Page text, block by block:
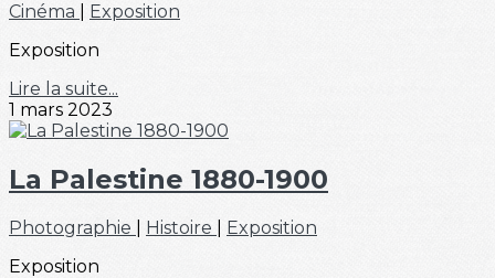
Cinéma
Exposition
Exposition
Lire la suite...
1 mars 2023
La Palestine 1880-1900
Photographie Histoire
Exposition
Exposition